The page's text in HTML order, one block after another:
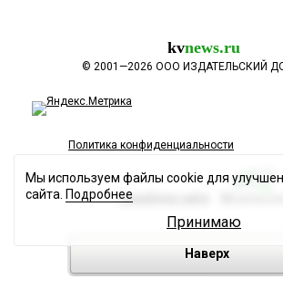
kvnews.ru
© 2001—2026 ООО ИЗДАТЕЛЬСКИЙ
Политика конфиденциальности
Разработка сайта
Наверх
Мы используем файлы cookie для
сайта. Подробнее
Принимаю